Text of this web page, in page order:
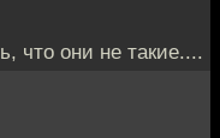
что они не такие....